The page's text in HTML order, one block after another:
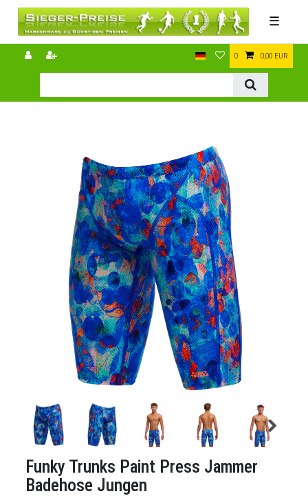
☰
0 0,00 EUR
Funky Trunks Paint Press Jammer
Badehose Jungen